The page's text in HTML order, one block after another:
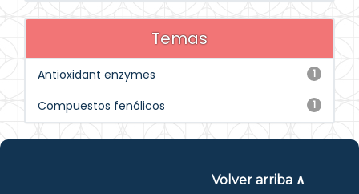
Temas
1
Antioxidant enzymes
1
Compuestos fenólicos
Volver arriba ∧